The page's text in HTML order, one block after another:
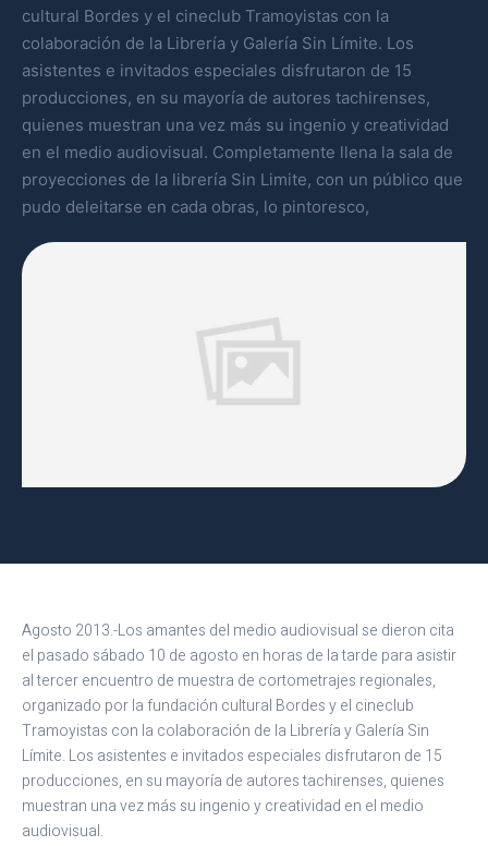
cultural Bordes y el cineclub Tramoyistas con la
colaboración de la Librería y Galería Sin Límite. Los
asistentes e invitados especiales disfrutaron de 15
producciones, en su mayoría de autores tachirenses,
quienes muestran una vez más su ingenio y creatividad
en el medio audiovisual. Completamente llena la sala de
proyecciones de la librería Sin Limite, con un público que
pudo deleitarse en cada obras, lo pintoresco,
Agosto 2013.-Los amantes del medio audiovisual se dieron cita
el pasado sábado 10 de agosto en horas de la tarde para asistir
al tercer encuentro de muestra de cortometrajes regionales,
organizado por la fundación cultural Bordes y el cineclub
Tramoyistas con la colaboración de la Librería y Galería Sin
Límite. Los asistentes e invitados especiales disfrutaron de 15
producciones, en su mayoría de autores tachirenses, quienes
muestran una vez más su ingenio y creatividad en el medio
audiovisual.